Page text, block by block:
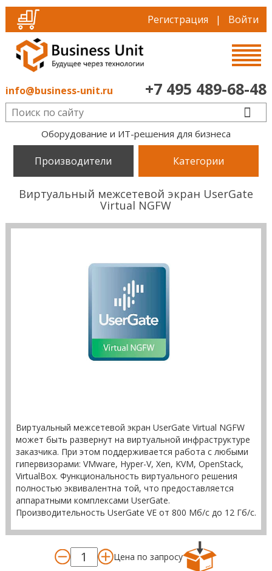
Регистрация | Войти
info@business-unit.ru +7 495 489-68-48
Оборудование и ИТ-решения для бизнеса
Производители Категории
Виртуальный межсетевой экран UserGate
Virtual NGFW
Виртуальный межсетевой экран UserGate Virtual NGFW
может быть развернут на виртуальной инфраструктуре
заказчика. При этом поддерживается работа с любыми
гипервизорами: VMware, Hyper-V, Xen, KVM, OpenStack,
VirtualBox. Функциональность виртуального решения
полностью эквивалентна той, что предоставляется
аппаратными комплексами UserGate.
Производительность UserGate VE от 800 Мб/с до 12 Гб/с.
Цена по запросу